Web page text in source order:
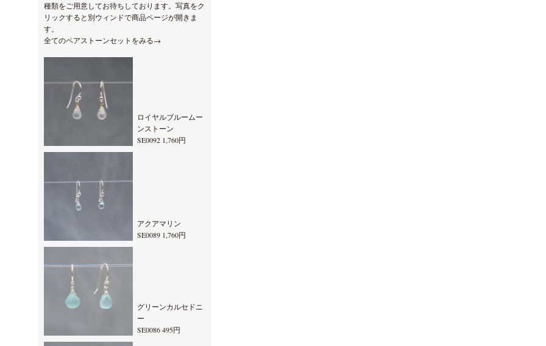
種類をご用意してお待ちしております。写真をク
リックすると別ウィンドで商品ページが開きま
す。
全てのペアストーンセットをみる→
ロイヤルブルームー
ンストーン
SE0092 1,760円
アクアマリン
SE0089 1,760円
グリーンカルセドニ
ー
SE0086 495円